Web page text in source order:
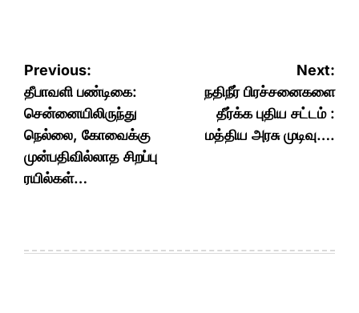
Post
navigation
Previous:
தீபாவளி பண்டிகை:
சென்னையிலிருந்து
நெல்லை, கோவைக்கு
முன்பதிவில்லாத சிறப்பு
ரயில்கள்…
Next:
நதிநீர் பிரச்சனைகளை
தீர்க்க புதிய சட்டம் :
மத்திய அரசு முடிவு….